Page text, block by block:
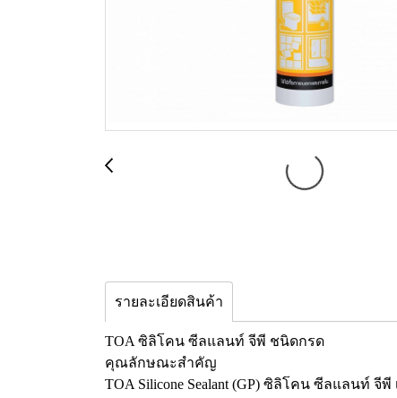
รายละเอียดสินค้า
TOA ซิลิโคน ซีลแลนท์ จีพี ชนิดกรด
คุณลักษณะสำคัญ
TOA Silicone Sealant (GP) ซิลิโคน ซีลแลนท์